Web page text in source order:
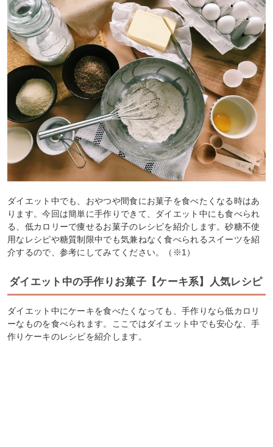
ダイエット中でも、おやつや間食にお菓子を食べたくなる時はあ
ります。今回は簡単に手作りできて、ダイエット中にも食べられ
る、低カロリーで痩せるお菓子のレシピを紹介します。砂糖不使
用なレシピや糖質制限中でも気兼ねなく食べられるスイーツを紹
介するので、参考にしてみてください。（※1）
ダイエット中の手作りお菓子【ケーキ系】人気レシピ
ダイエット中にケーキを食べたくなっても、手作りなら低カロリ
ーなものを食べられます。ここではダイエット中でも安心な、手
作りケーキのレシピを紹介します。